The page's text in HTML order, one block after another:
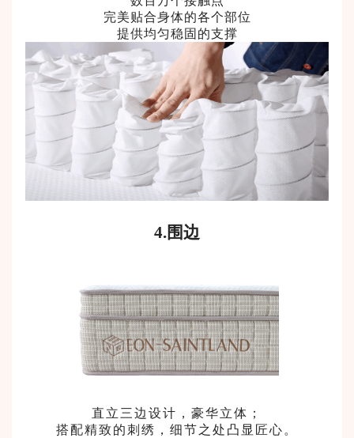
完美贴合身体的各个部位
提供均匀稳固的支撑
4.围边
直立三边设计，豪华立体；
搭配精致的刺绣，细节之处凸显匠心。